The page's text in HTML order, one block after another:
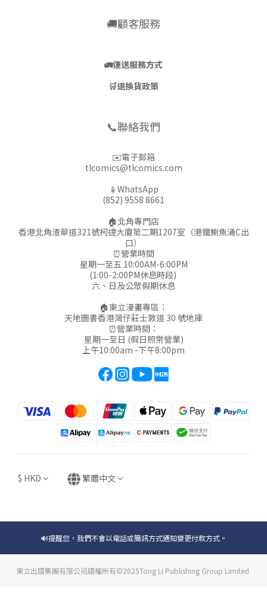
🚚顧客服務
🚛運送服務方式
🛒退換貨政策
📞聯絡我們
✉️電子郵箱
tlcomics@tlcomics.com
📱WhatsApp
(852) 9558 8661
🏠北角專門店
香港北角渣華道321號柯達大廈第二期1207室（港鐵鰂魚涌C出
口）
⏰營業時間
星期一至五 10:00AM-6:00PM
(1:00-2:00PM休息時段)
六、日及公眾假期休息
🏠東立漫畫專區：
天地圖書香港灣仔莊士敦道 30 號地庫
⏰營業時間：
星期一至日 (假日照常營業)
上午10:00am -下午8:00pm
$ HKD 繁體中文
🔊提醒您，我們不會以電話或簡訊方式通知變更付款方式。
東立出版集團有限公司版權所有©2025Tong Li Publishing Group Limited